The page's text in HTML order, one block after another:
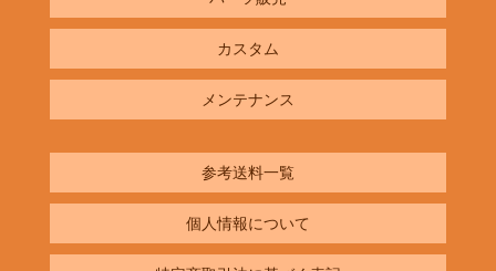
カスタム
メンテナンス
参考送料一覧
個人情報について